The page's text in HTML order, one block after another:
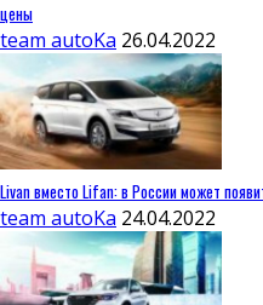
цены
team autoKa 26.04.2022
Livan вместо Lifan: в России может
team autoKa 24.04.2022